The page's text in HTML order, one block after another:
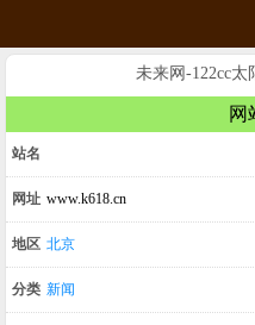
未来网-122cc
网
站名
网址 www.k618.cn
地区 北京
分类 新闻